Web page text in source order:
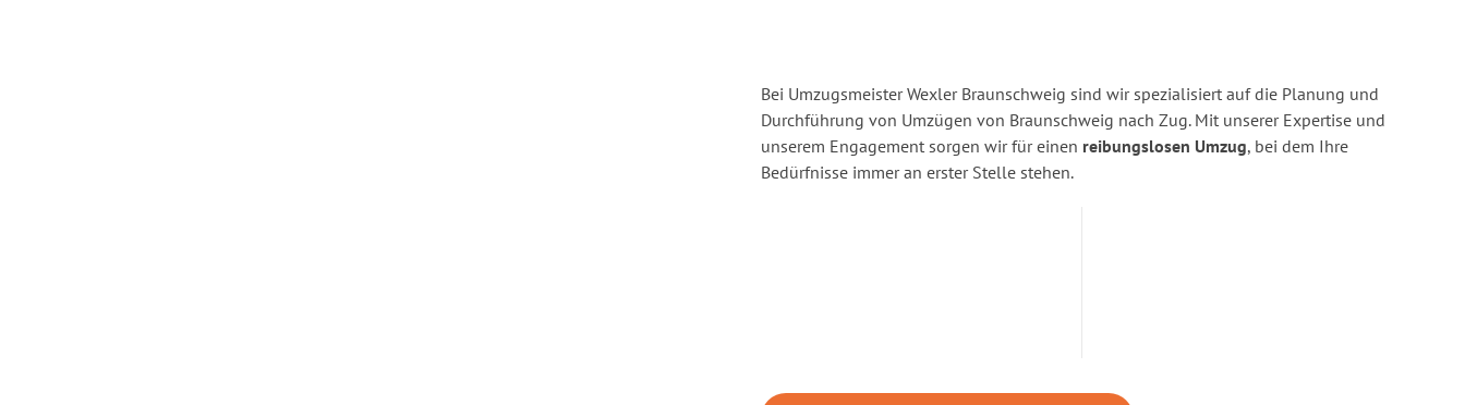
Bei Umzugsmeister Wexler Braunschweig sind wir spezialisiert auf die Planung und
Durchführung von Umzügen von Braunschweig nach Zug. Mit unserer Expertise und
unserem Engagement sorgen wir für einen reibungslosen Umzug, bei dem Ihre
Bedürfnisse immer an erster Stelle stehen.